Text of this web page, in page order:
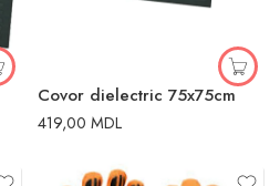
Covor dielectric 75x75cm
419,00 MDL